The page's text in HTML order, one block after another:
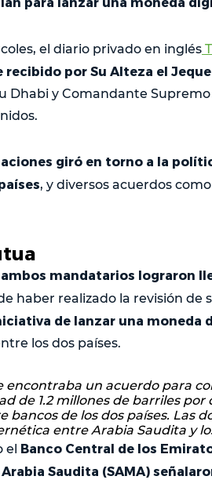
el diario privado en inglés
por Su Alteza el
Dhabi y Comandante
giró en torno a la
, y diversos acuerdos
ambos mandatarios lograron
haber realizado la revisión de
de lanzar una moneda
los dos países.
encontraba un acuerdo para
de 1.2 millones de barriles
de los dos países. Las
entre Arabia Saudita y
Banco Central de los
Saudita (SAMA)